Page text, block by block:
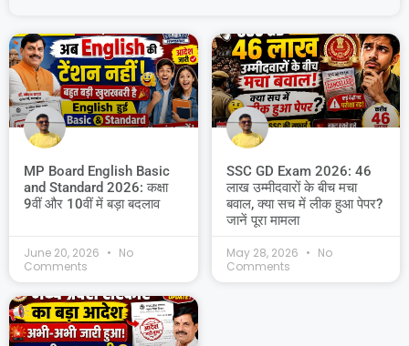
MP Board English Basic
and Standard 2026: कक्षा
9वीं और 10वीं में बड़ा बदलाव
June 20, 2026
No
Comments
SSC GD Exam 2026: 46
लाख उम्मीदवारों के बीच मचा
बवाल, क्या सच में लीक हुआ पेपर?
जानें पूरा मामला
May 28, 2026
No
Comments